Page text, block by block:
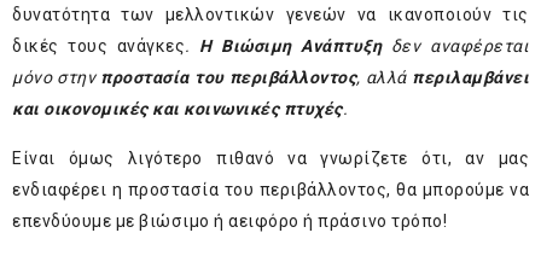
δυνατότητα των μελλοντικών γενεών να ικανοποιούν τις
δικές τους ανάγκες. Η Βιώσιμη Ανάπτυξηδεν αναφέρεται
μόνο στην προστασία του περιβάλλοντος, αλλά περιλαμβάνει
και οικονομικές και κοινωνικές πτυχές.
Είναι όμως λιγότερο πιθανό να γνωρίζετε ότι, αν μας
ενδιαφέρει η προστασία του περιβάλλοντος, θα μπορούμε να
επενδύουμε με βιώσιμο ή αειφόρο ή πράσινο τρόπο!